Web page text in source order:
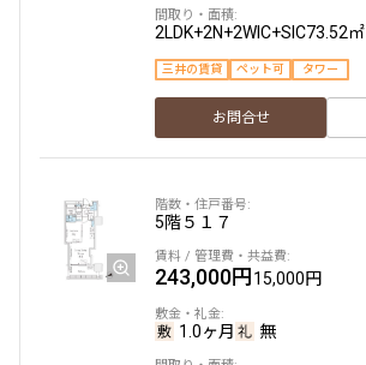
30年以内
指定なし
1分以内
10分以内
15分以内
他条件
2LDK+2N+2WIC+SIC73.52㎡
三井の賃貸 ペット可 タワー
お問合せ
5階５１７
243,000円15,000円
1.0ヶ月 無